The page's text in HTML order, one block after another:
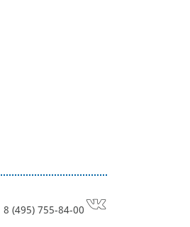
8 (495) 755-84-00